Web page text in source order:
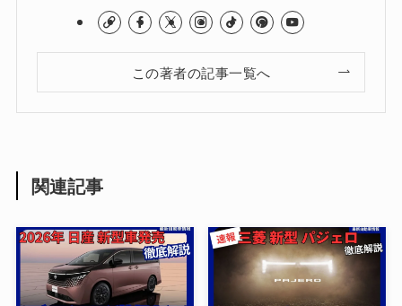
この著者の記事一覧へ
関連記事